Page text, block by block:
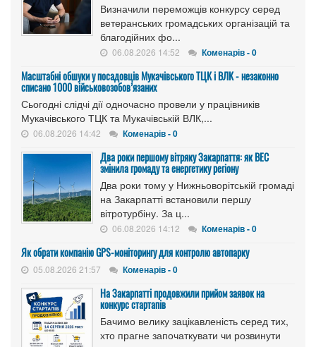
Визначили переможців конкурсу серед
ветеранських громадських організацій та
благодійних фо...
06.08.2026 14:52 Коменарів - 0
Масштабні обшуки у посадовців Мукачівського ТЦК і ВЛК - незаконно
списано 1000 військовозобов’язаних
Сьогодні слідчі дії одночасно провели у працівників
Мукачівського ТЦК та Мукачівській ВЛК,...
06.08.2026 14:42 Коменарів - 0
Два роки першому вітряку Закарпаття: як ВЕС
змінила громаду та енергетику регіону
Два роки тому у Нижньоворітській громаді
на Закарпатті встановили першу
вітротурбіну. За ц...
06.08.2026 14:12 Коменарів - 0
Як обрати компанію GPS-моніторингу для контролю автопарку
05.08.2026 21:57 Коменарів - 0
На Закарпатті продовжили прийом заявок на
конкурс стартапів
Бачимо велику зацікавленість серед тих,
хто прагне започаткувати чи розвинути